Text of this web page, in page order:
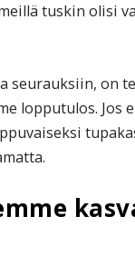
tuskin olisi
seurauksiin, on
lopputulos. Jos